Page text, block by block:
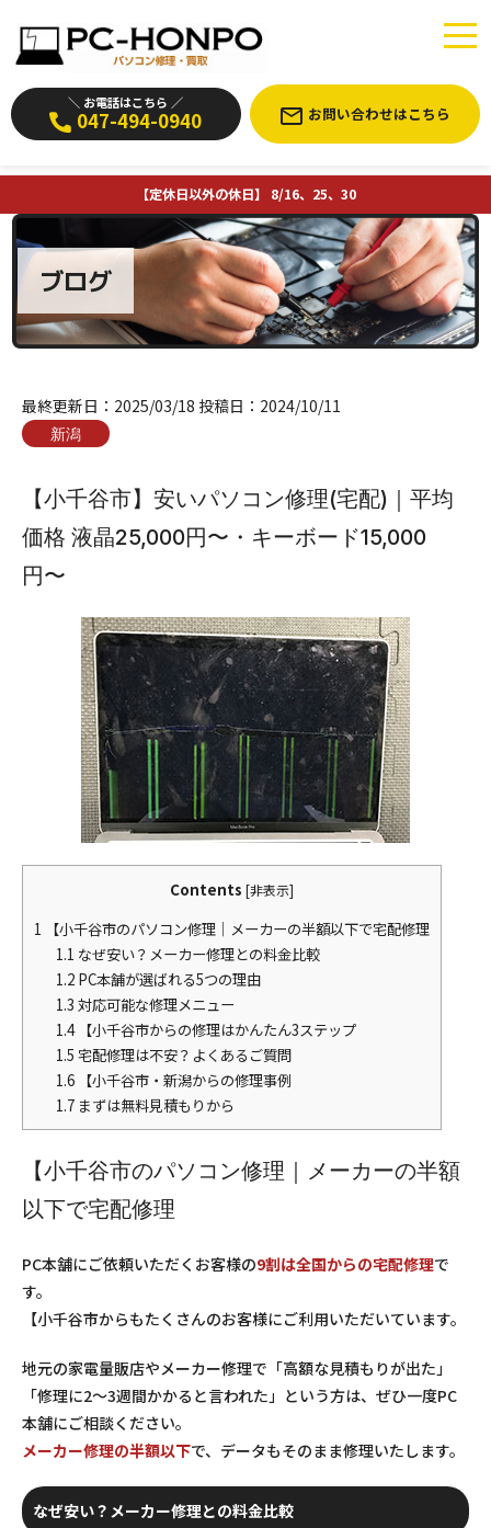
＼ お電話はこちら ／
047-494-0940 お問い合わせはこちら
【定休日以外の休日】 8/16、25、30
ブログ
最終更新日： 2025/03/18 投稿日： 2024/10/11
新潟
【小千谷市】安いパソコン修理(宅配)｜平均
価格 液晶25,000円〜・キーボード15,000
円〜
Contents [非表示]
1 【小千谷市のパソコン修理｜メーカーの半額以下で宅配修理
1.1 なぜ安い？メーカー修理との料金比較
1.2PC本舗が選ばれる5つの理由
1.3 対応可能な修理メニュー
1.4【小千谷市からの修理はかんたん3ステップ
1.5 宅配修理は不安？よくあるご質問
1.6【小千谷市・新潟からの修理事例
1.7まずは無料見積もりから
【小千谷市のパソコン修理｜メーカーの半額
以下で宅配修理
PC本舗にご依頼いただくお客様の9割は全国からの宅配修理で
す。
【小千谷市からもたくさんのお客様にご利用いただいています。
地元の家電量販店やメーカー修理で「高額な見積もりが出た」
「修理に2〜3週間かかると言われた」という方は、ぜひ一度PC
本舗にご相談ください。
メーカー修理の半額以下で、データもそのまま修理いたします。
なぜ安い？メーカー修理との料金比較